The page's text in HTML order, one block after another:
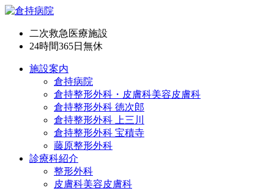
二次救急医療施設
24時間365日 無休
施設案内
倉持病院
倉持整形外科・皮膚科美容皮膚科
倉持整形外科 徳次郎
倉持整形外科 上三川
倉持整形外科 宝積寺
藤原整形外科
診療科紹介
整形外科
皮膚科美容皮膚科